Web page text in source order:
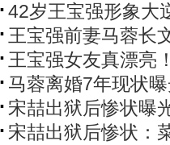
42岁王宝强形象大
王宝强前妻马蓉长
王宝强女友真漂亮
马蓉离婚7年现状
宋喆出狱后惨状曝
宋喆出狱后惨状：